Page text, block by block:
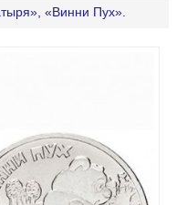
«Винни Пух».